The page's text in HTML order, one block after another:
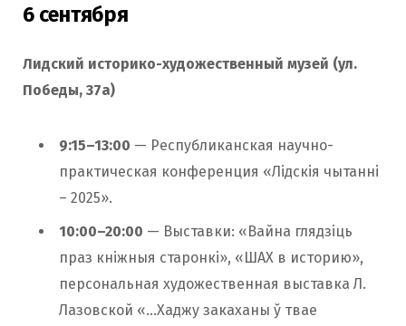
6 сентября
Лидский историко-художественный музей (ул.
Победы, 37а)
9:15–13:00 — Республиканская научно-
практическая конференция «Лідскія чытанні
– 2025».
10:00–20:00 — Выставки: «Вайна глядзіць
праз кніжныя старонкі», «ШАХ в историю»,
персональная художественная выставка Л.
Лазовской «…Хаджу закаханы ў твае